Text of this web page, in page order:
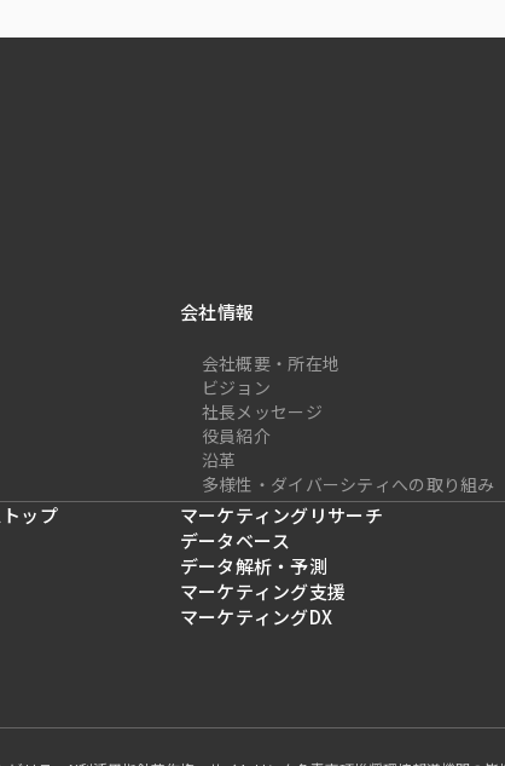
会社情報
会社概要・所在地
ビジョン
社長メッセージ
役員紹介
沿革
多様性・ダイバーシティへの取り組み
ップ
マーケティングリサーチ
データベース
データ解析・予測
マーケティング支援
マーケティングDX